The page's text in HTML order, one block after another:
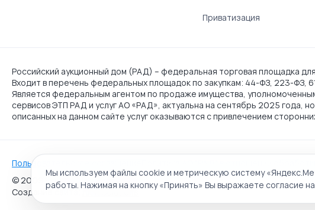
Приватизация
Российский аукционный дом (РАД) – федеральная торговая площадка
Входит в перечень федеральных площадок по закупкам: 44-ФЗ, 223-ФЗ,
Является федеральным агентом по продаже имущества,
сервисов ЭТП РАД и услуг АО «РАД», актуальна на сентябрь 2025 года,
описанных на данном сайте услуг оказываются с привлечением
Пользовательское соглашение
© 2009 - 2026 АО «Российский аукционный дом» универсальная
Создание сайта:
Мы используем файлы cookie и метрическую систему
работы. Нажимая на кнопку «Принять» Вы выражаете согласие